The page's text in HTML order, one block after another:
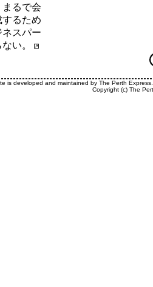
るで会
るため
スパー
い。
is developed and maintained by The Perth
Copyright (c) The